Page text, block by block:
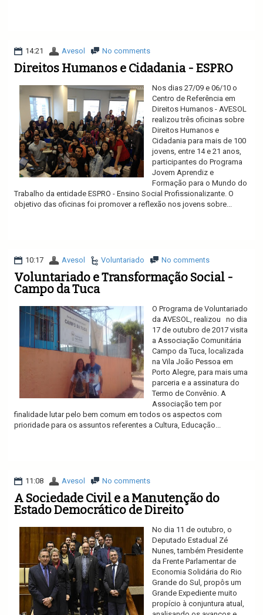
14:21 Avesol No comments
Direitos Humanos e Cidadania - ESPRO
Nos dias 27/09 e 06/10 o
Centro de Referência em
Direitos Humanos - AVESOL
realizou três oficinas sobre
Direitos Humanos e
Cidadania para mais de 100
jovens, entre 14 e 21 anos,
participantes do Programa
Jovem Aprendiz e
Formação para o Mundo do
Trabalho da entidade ESPRO - Ensino Social Profissionalizante. O
objetivo das oficinas foi promover a reflexão nos jovens sobre...
10:17 Avesol Voluntariado No comments
Voluntariado e Transformação Social -
Campo da Tuca
O Programa de Voluntariado
da AVESOL, realizou no dia
17 de outubro de 2017 visita
a Associação Comunitária
Campo da Tuca, localizada
na Vila João Pessoa em
Porto Alegre, para mais uma
parceria e a assinatura do
Termo de Convênio. A
Associação tem por
finalidade lutar pelo bem comum em todos os aspectos com
prioridade para os assuntos referentes a Cultura, Educação...
11:08 Avesol No comments
A Sociedade Civil e a Manutenção do
Estado Democrático de Direito
No dia 11 de outubro, o
Deputado Estadual Zé
Nunes, também Presidente
da Frente Parlamentar de
Economia Solidária do Rio
Grande do Sul, propôs um
Grande Expediente muito
propício à conjuntura atual,